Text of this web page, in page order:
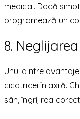
medical. Dacă
programează un
8.
Unul dintre
cicatricei în axilă.
sân, îngrijirea